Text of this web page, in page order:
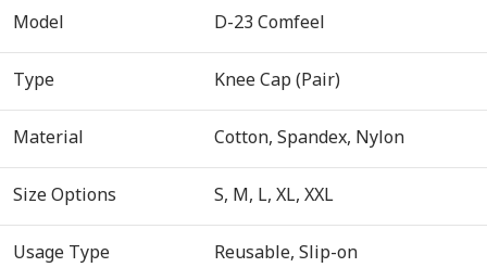
Model D-23 Comfeel
Type Knee Cap (Pair)
Material Cotton, Spandex, Nylon
Size Options S, M, L, XL, XXL
Usage Type Reusable, Slip-on